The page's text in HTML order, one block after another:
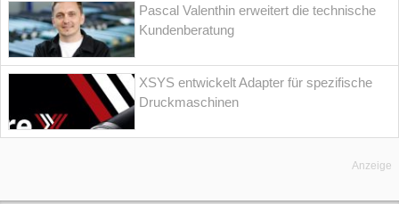
Pascal Valenthin erweitert die technische
Kundenberatung
XSYS entwickelt Adapter für spezifische
Druckmaschinen
Anzeige